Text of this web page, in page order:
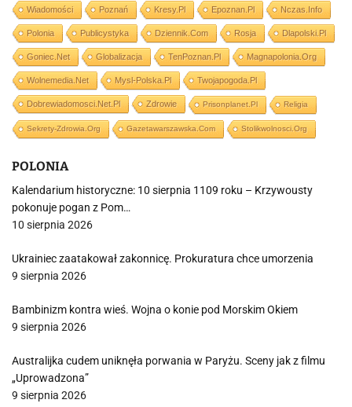
Wiadomości Poznań Kresy.pl Epoznan.pl Nczas.info
Polonia Publicystyka Dziennik.com Rosja Dlapolski.pl
Goniec.net Globalizacja TenPoznan.pl Magnapolonia.org
Wolnemedia.net Mysl-Polska.pl Twojapogoda.pl
Dobrewiadomosci.net.pl Zdrowie Prisonplanet.pl Religia
Sekrety-Zdrowia.org Gazetawarszawska.com Stolikwolnosci.org
POLONIA
Kalendarium historyczne: 10 sierpnia 1109 roku – Krzywousty
pokonuje pogan z Pom…
10 sierpnia 2026
Ukrainiec zaatakował zakonnicę. Prokuratura chce umorzenia
9 sierpnia 2026
Bambinizm kontra wieś. Wojna o konie pod Morskim Okiem
9 sierpnia 2026
Australijka cudem uniknęła porwania w Paryżu. Sceny jak z filmu
„Uprowadzona”
9 sierpnia 2026